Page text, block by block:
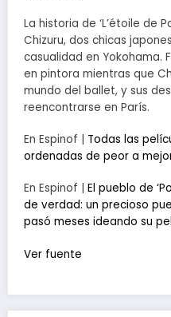
La historia de ‘L’étoile de
Chizuru, dos chicas
casualidad en Yokohama.
en pintora mientras que
mundo del ballet, y sus
reencontrarse en París.
En Espinof | Todas las
ordenadas de peor a
En Espinof | El pueblo de
de verdad: un precioso
pasó meses ideando su
Ver fuente